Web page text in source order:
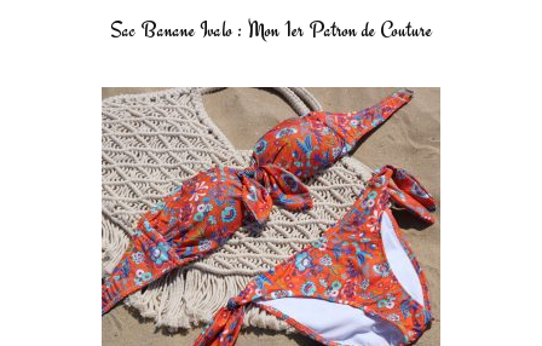
Sac Banane Ivalo : Mon 1er Patron de Couture